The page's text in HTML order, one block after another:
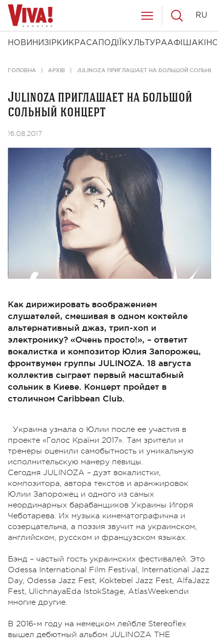
НОВИНИ ЗІРКИ КРАСА ПОДІЇ КУЛЬТУРААФІША КІНО
RU
ГОЛОВНА АРХІВ JULINOZA ПРИГЛАШАЕТ НА БОЛЬШОЙ СОЛЬНЫЙ
Julinoza приглашает на большой
сольный концерт
16.08.2017
Как дирижировать воображением
слушателей, смешивая в одном коктейле
альтернативный джаз, трип-хоп и
электронику? «Очень просто!», – ответит
вокалистка и композитор Юлия Запорожец,
фронтвумен группы JULINOZA. 18 августа
коллектив сыграет первый масштабный
сольник в Киеве. Концерт пройдет в
столичном Caribbean Club.
Украина узнала о Юлии после ее участия в
проекте «Голос Країни 2017». Там зрители и
тренеры оценили самобытность и уникальную
исполнительскую манеру певицы.
Сегодня JULINOZA – дуэт вокалистки,
композитора, автора текстов и аранжировок
Юлии Запорожец и одного из самых
неординарных барабанщиков Украины Игоря
Чеботарева. Их музыка кинематографична и
созерцательна, а поэзия звучит на украинском,
английском, русском и французском языках.
Бэнд – частый гость украинских фестивалей. Это
Odessa International Film Festival, International Jazz
Day, Odessa Jazz Fest, Koktebel Jazz Fest, AlfaJazz
Fest, UlichnayaEda IstokStage, AtlasWeekendи
многие другие.
В 2016-м году на немецком лейбле Stereoflex
вышел дебютный альбом JULINOZA THE